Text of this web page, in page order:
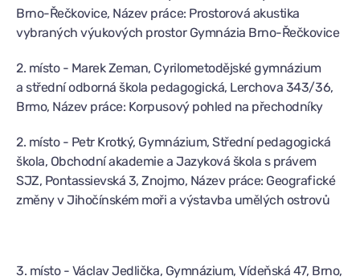
Brno-Řečkovice, Název práce: Prostorová akustika
vybraných výukových prostor Gymnázia Brno-Řečkovice
2. místo - Marek Zeman, Cyrilometodějské gymnázium
a střední odborná škola pedagogická, Lerchova 343/36,
Brmo, Název práce: Korpusový pohled na přechodníky
2. místo - Petr Krotký, Gymnázium, Střední pedagogická
škola, Obchodní akademie a Jazyková škola s právem
SJZ, Pontassievská 3, Znojmo, Název práce: Geografické
změny v Jihočínském moři a výstavba umělých ostrovů
3. místo - Václav Jedlička, Gymnázium, Vídeňská 47, Brno,